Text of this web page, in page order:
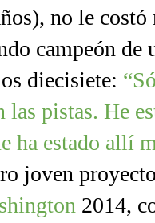
no le
campeón de
diecisiete:
las pistas. He
ha estado allí
joven
2014,